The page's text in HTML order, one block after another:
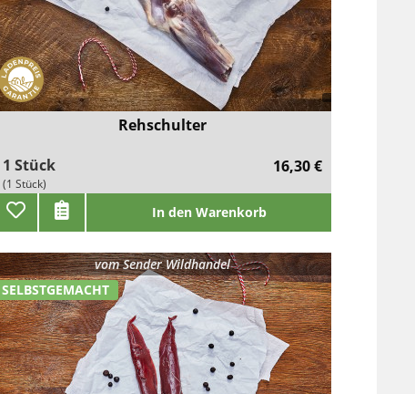
Rehschulter
1 Stück
(1 Stück)
16,30 €
In den Warenkorb
SELBSTGEMACHT
vomSender Wildhandel